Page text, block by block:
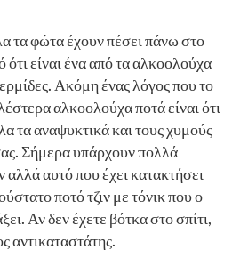
τα φώτα έχουν πέσει πάνω στο
ότι είναι ένα από τα αλκοολούχα
Ακόμη ένας λόγος που το
αλκοολούχα ποτά είναι ότι
τα αναψυκτικά και τους χυμούς
Σήμερα υπάρχουν πολλά
αλλά αυτό που έχει κατακτήσει
ποτό τζιν με τόνικ που ο
Αν δεν έχετε βότκα στο σπίτι,
αντικαταστάτης.